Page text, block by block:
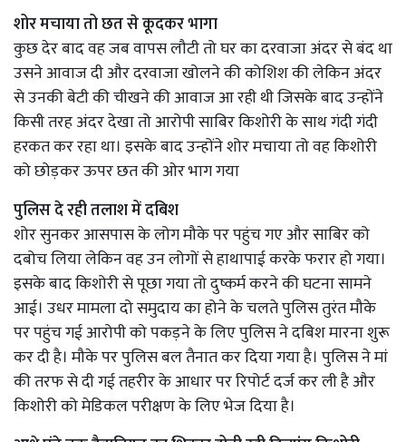
शोर मचाया तो छत से कूदकर भागा
कुछ देर बाद वह जब वापस लौटी तो घर का दरवाजा अंदर से बंद था
उसने आवाज दी और दरवाजा खोलने की कोशिश की लेकिन अंदर
से उनकी बेटी की चीखने की आवाज आ रही थी जिसके बाद उन्होंने
किसी तरह अंदर देखा तो आरोपी साबिर किशोरी के साथ गंदी गंदी
हरकत कर रहा था। इसके बाद उन्होंने शोर मचाया तो वह किशोरी
को छोड़कर ऊपर छत की ओर भाग गया
पुलिस दे रही तलाश में दबिश
शोर सुनकर आसपास के लोग मौके पर पहुंच गए और साबिर को
दबोच लिया लेकिन वह उन लोगों से हाथापाई करके फरार हो गया।
इसके बाद किशोरी से पूछा गया तो दुष्कर्म करने की घटना सामने
आई। उधर मामला दो समुदाय का होने के चलते पुलिस तुरंत मौके
पर पहुंच गई आरोपी को पकड़ने के लिए पुलिस ने दबिश मारना शुरू
कर दी है। मौके पर पुलिस बल तैनात कर दिया गया है। पुलिस ने मां
की तरफ से दी गई तहरीर के आधार पर रिपोर्ट दर्ज कर ली है और
किशोरी को मेडिकल परीक्षण के लिए भेज दिया है।